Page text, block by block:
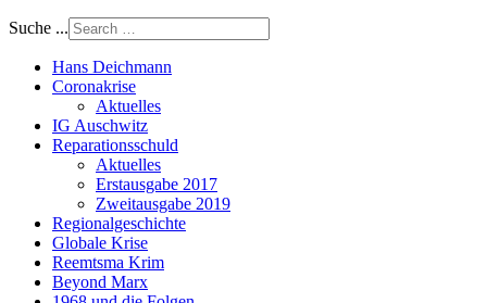
Suche ...
Hans Deichmann
Coronakrise
Aktuelles
IG Auschwitz
Reparationsschuld
Aktuelles
Erstausgabe 2017
Zweitausgabe 2019
Regionalgeschichte
Globale Krise
Reemtsma Krim
Beyond Marx